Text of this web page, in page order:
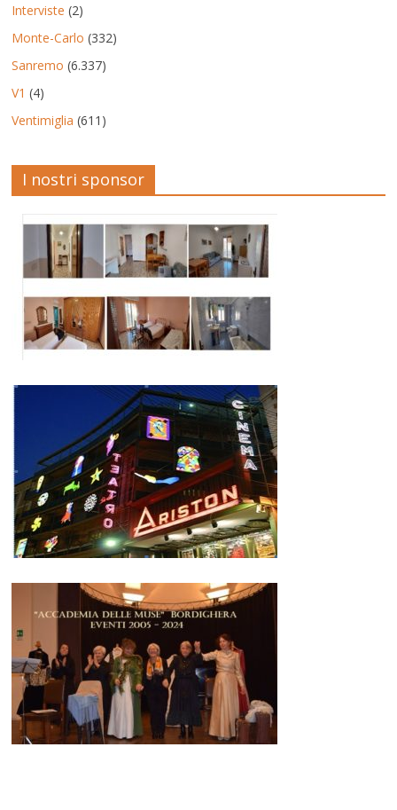
Interviste (2)
Monte-Carlo (332)
Sanremo (6.337)
V1 (4)
Ventimiglia (611)
I nostri sponsor